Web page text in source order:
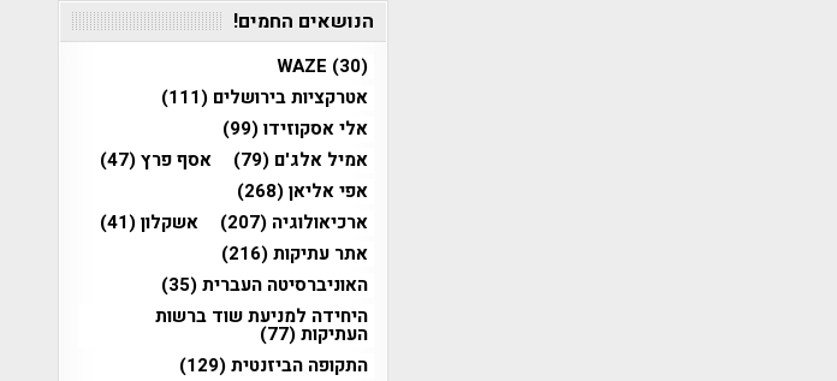
הנושאים החמים!
WAZE (30)
אטרקציות בירושלים (111)
אלי אסקוזידו(99)
אמיל אלג'ם (79) אסף פרץ(47)
אפי אליאן(268)
ארכיאולוגיה (207) אשקלון(41)
אתר עתיקות(216)
האוניברסיטה העברית(35)
היחידה למניעת שוד ברשות
העתיקות(77)
התקופה הביזנטית(129)